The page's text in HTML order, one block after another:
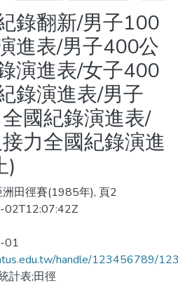
錄翻新/男子100
進表/男子400公
演進表/女子400
錄演進表/男子
國紀錄演進表/
力全國紀錄演進
)
洲田徑賽(1985年), 頁2
01
handle/123456789/
計表;田徑